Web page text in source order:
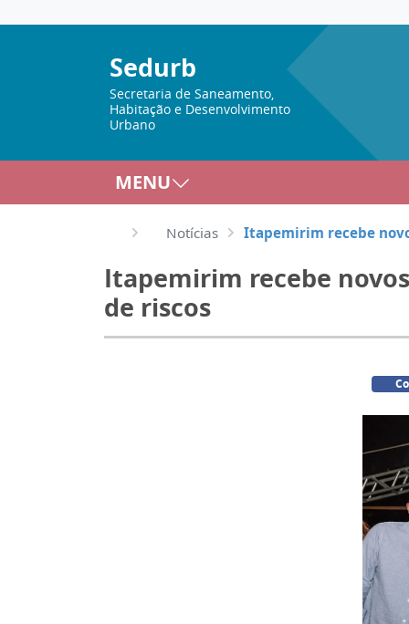
Sedurb
Secretaria de Saneamento,
Habitação e Desenvolvimento
Urbano
MENU
Notícias Itapemirim recebe
Itapemirim recebe
de riscos